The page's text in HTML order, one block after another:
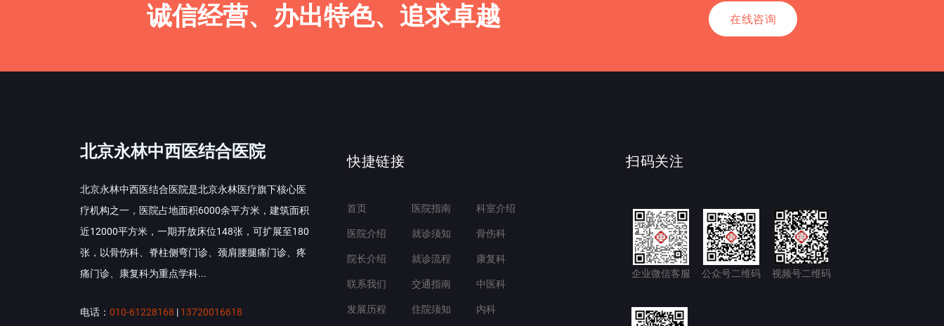
诚信经营、办出特色、追求卓越 在线咨询
北京永林中西医结合医院
北京永林中西医结合医院是北京永林医疗旗下核心医
疗机构之一，医院占地面积6000余平方米，建筑面积
近12000平方米，一期开放床位148张，可扩展至180
张，以骨伤科、脊柱侧弯门诊、颈肩腰腿痛门诊、疼
痛门诊、康复科为重点学科...
电话： 010-61228168 | 13720016618
快捷链接
首页
医院介绍
院长介绍
联系我们
发展历程
医院指南
就诊须知
就诊流程
交通指南
住院须知
科室介绍
骨伤科
康复科
中医科
内科
扫码关注
企业微信客服 公众号二维码 视频号二维码